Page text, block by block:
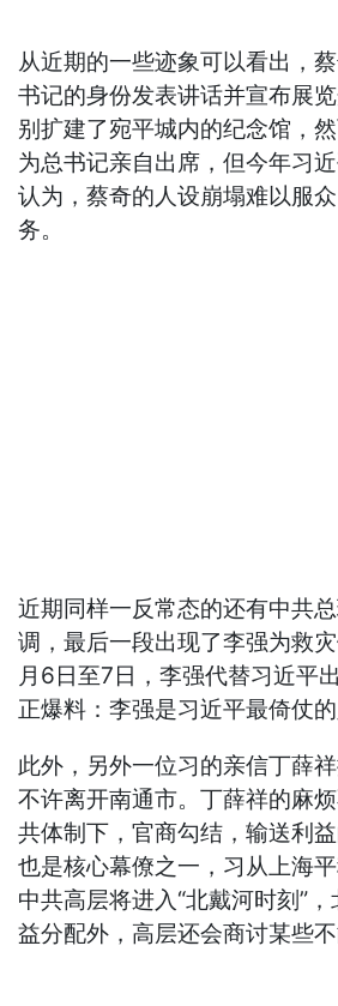
从近期的一些迹象可以看出，
书记的身份发表讲话并宣布展
别扩建了宛平城内的纪念馆，
为总书记亲自出席，但今年习
认为，蔡奇的人设崩塌难以服
务。
近期同样一反常态的还有中共
调，最后一段出现了李强为救
月6日至7日，李强代替习近平
正爆料：李强是习近平最倚仗
此外，另外一位习的亲信丁薛
不许离开南通市。丁薛祥的麻
共体制下，官商勾结，输送利
也是核心幕僚之一，习从上海
中共高层将进入“北戴河时刻”
益分配外，高层还会商讨某些